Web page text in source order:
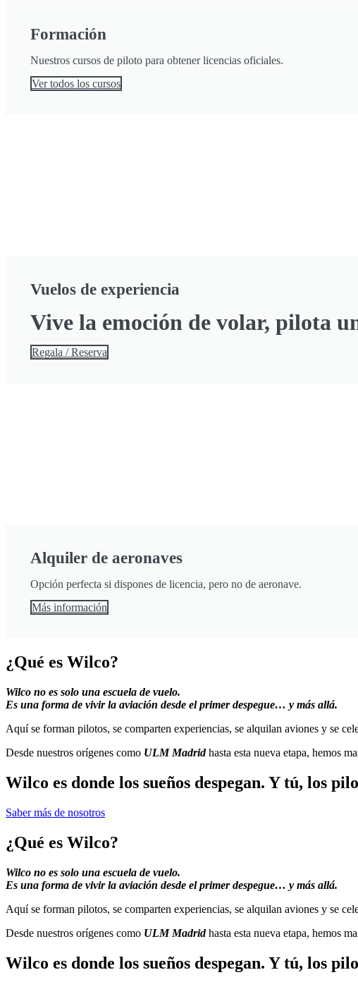
Formación
Nuestros cursos de piloto para obtener licencias oficiales.
Ver todos los cursos
Vuelos de experiencia
Vive la emoción de volar, pilota
Regala / Reserva
Alquiler de aeronaves
Opción perfecta si dispones de licencia, pero no de aeronave.
Más información
¿Qué es Wilco?
Wilco no es solo una escuela de vuelo.
Es una forma de vivir la aviación desde el primer despegue… y más allá.
Aquí se forman pilotos, se comparten experiencias, se alquilan aviones y se
Desde nuestros orígenes como ULM Madridhasta esta nueva etapa, hemos
Wilco es donde los sueños despegan. Y tú, los
Saber más de nosotros
¿Qué es Wilco?
Wilco no es solo una escuela de vuelo.
Es una forma de vivir la aviación desde el primer despegue… y más allá.
Aquí se forman pilotos, se comparten experiencias, se alquilan aviones y se
Desde nuestros orígenes como ULM Madridhasta esta nueva etapa, hemos
Wilco es donde los sueños despegan. Y tú, los